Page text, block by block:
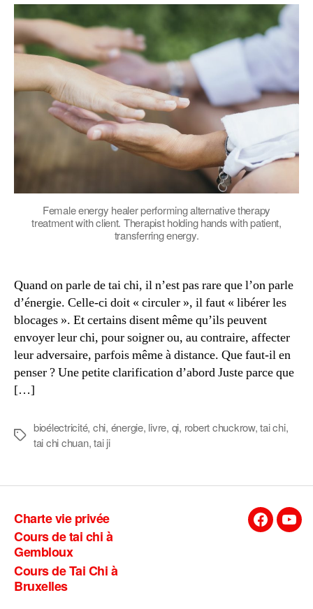
envoyer
?
Female energy healer performing alternative therapy
treatment with client. Therapist holding hands with patient,
transferring energy.
Quand on parle de tai chi, il n’est pas rare que l’on parle
d’énergie. Celle-ci doit « circuler », il faut « libérer les
blocages ». Et certains disent même qu’ils peuvent
envoyer leur chi, pour soigner ou, au contraire, affecter
leur adversaire, parfois même à distance. Que faut-il en
penser ? Une petite clarification d’abord Juste parce que
[…]
Étiquettes
bioélectricité, chi, énergie, livre, qi, robert chuckrow,tai chi,
tai chi chuan,tai ji
Charte vie privée
Cours de tai chi à
Gembloux
Cours de Tai Chi à
Bruxelles
Facebook